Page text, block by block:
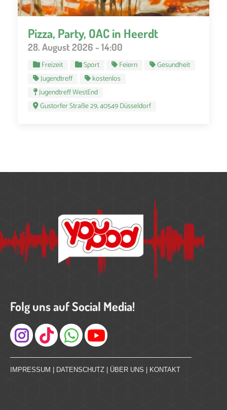
Pizza, Party, OAC in Heerdt
28. August 2026 - 14:00
Freizeit Sport Feiern
Gesundheit
Jugendtreff
kostenlos
Jugendtreff WestEnd
Gustorfer Straße 29, 40549 Düsseldorf
Folg uns auf Social Media!
Instagram
IMPRESSUM DATENSCHUTZ ÜBER UNS KONTAKT